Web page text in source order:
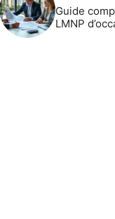
Guide
LMNP